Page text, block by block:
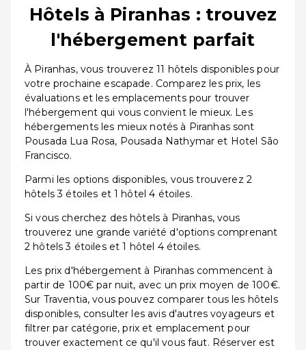
Hôtels à Piranhas : trouvez
l'hébergement parfait
À Piranhas, vous trouverez 11 hôtels disponibles pour
votre prochaine escapade. Comparez les prix, les
évaluations et les emplacements pour trouver
l'hébergement qui vous convient le mieux. Les
hébergements les mieux notés à Piranhas sont
Pousada Lua Rosa, Pousada Nathymar et Hotel São
Francisco.
Parmi les options disponibles, vous trouverez 2
hôtels 3 étoiles et 1 hôtel 4 étoiles.
Si vous cherchez des hôtels à Piranhas, vous
trouverez une grande variété d'options comprenant
2 hôtels 3 étoiles et 1 hôtel 4 étoiles.
Les prix d'hébergement à Piranhas commencent à
partir de 100€ par nuit, avec un prix moyen de 100€.
Sur Traventia, vous pouvez comparer tous les hôtels
disponibles, consulter les avis d'autres voyageurs et
filtrer par catégorie, prix et emplacement pour
trouver exactement ce qu'il vous faut. Réserver est